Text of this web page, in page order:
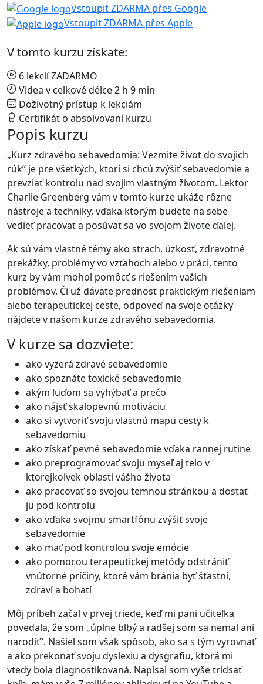
Vstoupit ZDARMA přes Google
Vstoupit ZDARMA přes Apple
V tomto kurzu získate:
6 lekcií ZADARMO
Videa v celkové délce 2 h 9 min
Doživotný prístup k lekciám
Certifikát o absolvovaní kurzu
Popis kurzu
„Kurz zdravého sebavedomia: Vezmite život do svojich
rúk“ je pre všetkých, ktorí si chcú zvýšiť sebavedomie a
prevziať kontrolu nad svojim vlastným životom. Lektor
Charlie Greenberg vám v tomto kurze ukáže rôzne
nástroje a techniky, vďaka ktorým budete na sebe
vedieť pracovať a posúvať sa vo svojom živote ďalej.
Ak sú vám vlastné témy ako strach, úzkosť, zdravotné
prekážky, problémy vo vzťahoch alebo v práci, tento
kurz by vám mohol pomôcť s riešením vašich
problémov. Či už dávate prednosť praktickým riešeniam
alebo terapeutickej ceste, odpoveď na svoje otázky
nájdete v našom kurze zdravého sebavedomia.
V kurze sa dozviete:
ako vyzerá zdravé sebavedomie
ako spoznáte toxické sebavedomie
akým ľuďom sa vyhýbať a prečo
ako nájsť skalopevnú motiváciu
ako si vytvoriť svoju vlastnú mapu cesty k
sebavedomiu
ako získať pevné sebavedomie vďaka rannej rutine
ako preprogramovať svoju myseľ aj telo v
ktorejkoľvek oblasti vášho života
ako pracovať so svojou temnou stránkou a dostať
ju pod kontrolu
ako vďaka svojmu smartfónu zvýšiť svoje
sebavedomie
ako mať pod kontrolou svoje emócie
ako pomocou terapeutickej metódy odstrániť
vnútorné príčiny, ktoré vám bránia byť šťastní,
zdraví a bohatí
Môj príbeh začal v prvej triede, keď mi pani učiteľka
povedala, že som „úplne blbý a radšej som sa nemal ani
narodiť“. Našiel som však spôsob, ako sa s tým vyrovnať
a ako prekonať svoju dyslexiu a dysgrafiu, ktorá mi
vtedy bola diagnostikovaná. Napísal som vyše tridsať